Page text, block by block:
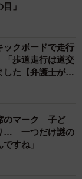
July 4,
」
クボードで走行
歩道走行は道交
た【弁護士が解
のマーク 子ど
… 一つだけ謎の
すね」